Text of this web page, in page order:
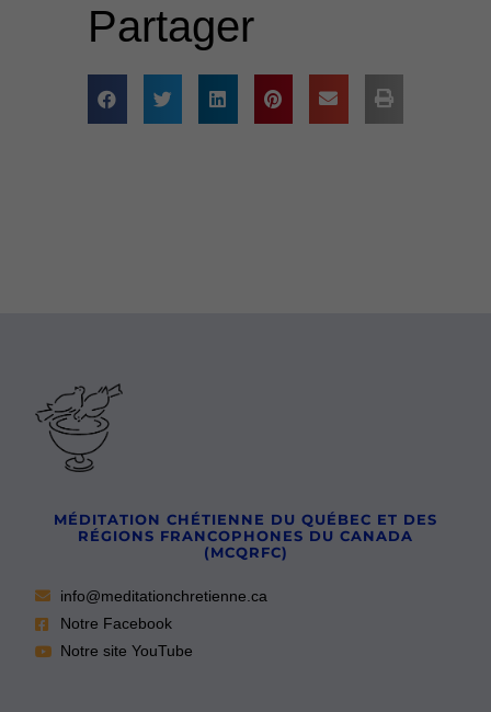
Partager
MÉDITATION CHÉTIENNE DU QUÉBEC ET DES
RÉGIONS FRANCOPHONES DU CANADA
(MCQRFC)
info@meditationchretienne.ca
Notre Facebook
Notre site YouTube